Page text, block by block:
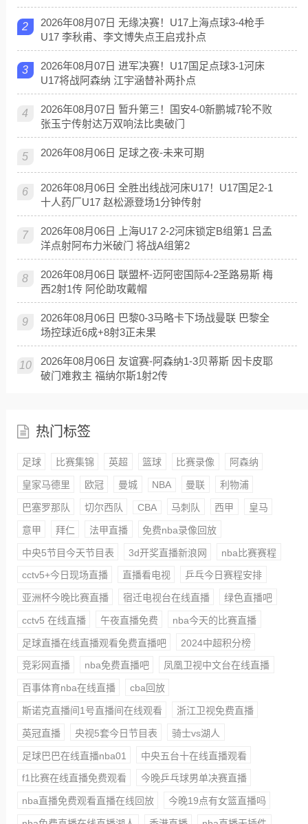
2
2026年08月07日 无缘决赛！U17上海点球3-4枪手
U17 李秋甫、李文博失点王启戎扑点
3
2026年08月07日 进军决赛！U17国足点球3-1河床
U17将战阿森纳 江宇涵替补两扑点
4
2026年08月07日 暂升第三！国安4-0新鹏城7轮不败
张玉宁传射达万双响法比奥破门
5 2026年08月06日 足球之夜-未来可期
6
2026年08月06日 全胜出线战河床U17！U17国足2-1
十人药厂U17 赵松源登场1分钟传射
7
2026年08月06日 上海U17 2-2河床锁定B组第1 吕孟
洋点射阿布力米破门 将战A组第2
8
2026年08月06日 联盟杯-迈阿密国际4-2圣路易斯 梅
西2射1传 阿伦助攻戴帽
9
2026年08月06日 巴黎0-3马略卡下场战曼联 巴黎全
场控球近6成+8射3正未果
10
2026年08月06日 友谊赛-阿森纳1-3贝蒂斯 因卡皮耶
破门难救主 福纳尔斯1射2传
热门标签
足球 比赛集锦 英超 篮球 比赛录像 阿森纳
皇家马德里 欧冠 曼城 NBA 曼联 利物浦
巴塞罗那队 切尔西队 CBA 马刺队 西甲 皇马
意甲 拜仁 法甲直播 免费nba录像回放
中央5节目今天节目表 3d开奖直播新浪网 nba比赛赛程
cctv5+今日现场直播 直播看电视 乒乓今日赛程安排
亚洲杯今晚比赛直播 宿迁电视台在线直播 绿色直播吧
cctv5 在线直播 午夜直播免费 nba今天的比赛直播
足球直播在线直播观看免费直播吧 2024中超积分榜
竞彩网直播 nba免费直播吧 凤凰卫视中文台在线直播
百事体育nba在线直播 cba回放
斯诺克直播间1号直播间在线观看 浙江卫视免费直播
英冠直播 央视5套今日节目表 骑士vs湖人
足球巴巴在线直播nba01 中央五台十在线直播观看
f1比赛在线直播免费观看 今晚乒乓球男单决赛直播
nba直播免费观看直播在线回放 今晚19点有女篮直播吗